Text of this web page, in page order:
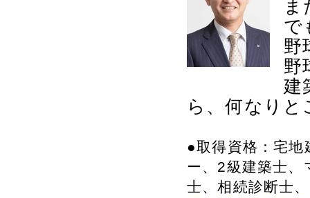
で
野
野
建
ら、何なりと
●取得資格：宅
ー、2級建築士、
士、相続診断士